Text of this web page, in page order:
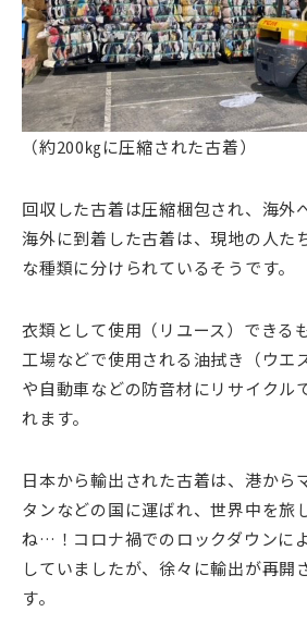
（約200㎏に圧縮された古着）
回収した古着は圧縮梱包され、海外
海外に到着した古着は、現地の人た
な種類に分けられているそうです。
衣類として使用（リユース）できる
工場などで使用される油拭き（ウエ
や自動車などの防音材にリサイクル
れます。
日本から輸出された古着は、港から
タンなどの国に運ばれ、世界中を旅
ね…！コロナ禍でのロックダウンに
していましたが、徐々に輸出が再開
す。